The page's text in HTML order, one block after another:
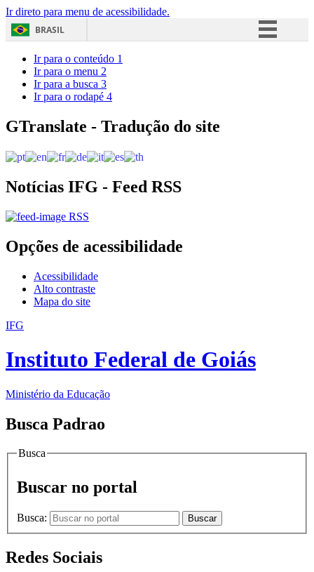
Ir direto para menu de acessibilidade.
BRASIL
Acesso à informação
Ir para o conteúdo 1
Ir para o menu 2
Ir para a busca 3
Ir para o rodapé 4
GTranslate - Tradução do site
Notícias IFG - Feed RSS
RSS
Opções de acessibilidade
Acessibilidade
Alto contraste
Mapa do site
IFG
Instituto Federal de Goiás
Ministério da Educação
Busca Padrao
Busca
Buscar no portal
Busca: Buscar
Redes Sociais